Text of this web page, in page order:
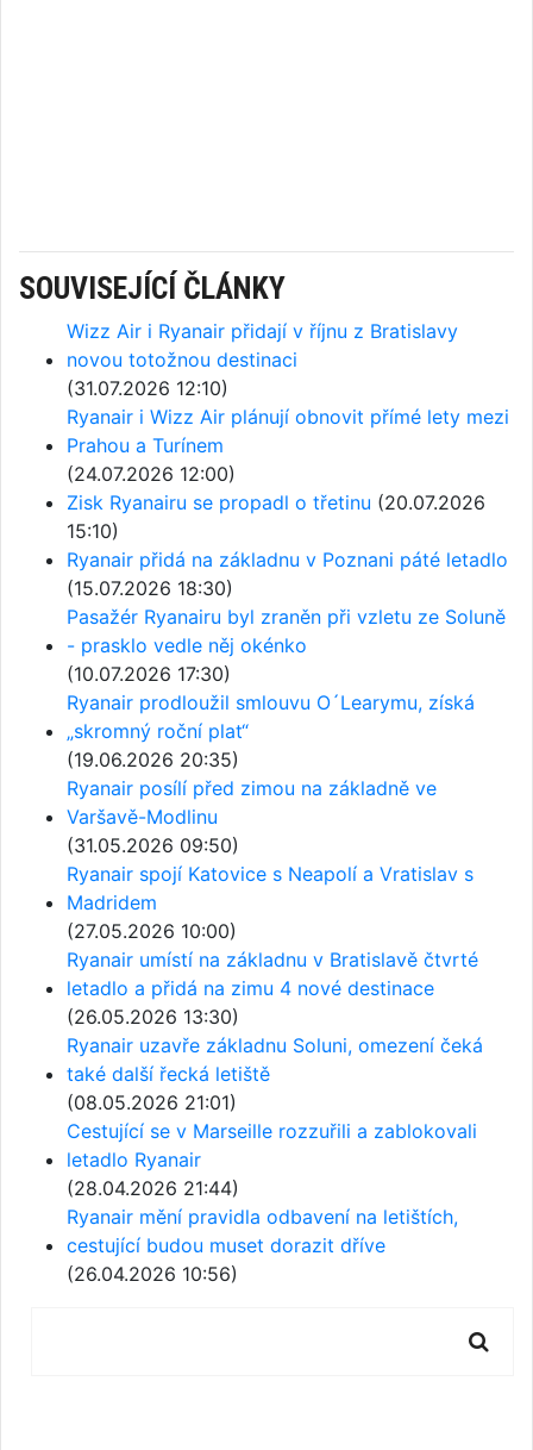
SOUVISEJÍCÍ ČLÁNKY
Wizz Air i Ryanair přidají v říjnu z Bratislavy
novou totožnou destinaci
(31.07.2026 12:10)
Ryanair i Wizz Air plánují obnovit přímé lety mezi
Prahou a Turínem
(24.07.2026 12:00)
Zisk Ryanairu se propadl o třetinu (20.07.2026
15:10)
Ryanair přidá na základnu v Poznani páté letadlo
(15.07.2026 18:30)
Pasažér Ryanairu byl zraněn při vzletu ze Soluně
- prasklo vedle něj okénko
(10.07.2026 17:30)
Ryanair prodloužil smlouvu O´Learymu, získá
„skromný roční plat“
(19.06.2026 20:35)
Ryanair posílí před zimou na základně ve
Varšavě-Modlinu
(31.05.2026 09:50)
Ryanair spojí Katovice s Neapolí a Vratislav s
Madridem
(27.05.2026 10:00)
Ryanair umístí na základnu v Bratislavě čtvrté
letadlo a přidá na zimu 4 nové destinace
(26.05.2026 13:30)
Ryanair uzavře základnu Soluni, omezení čeká
také další řecká letiště
(08.05.2026 21:01)
Cestující se v Marseille rozzuřili a zablokovali
letadlo Ryanair
(28.04.2026 21:44)
Ryanair mění pravidla odbavení na letištích,
cestující budou muset dorazit dříve
(26.04.2026 10:56)